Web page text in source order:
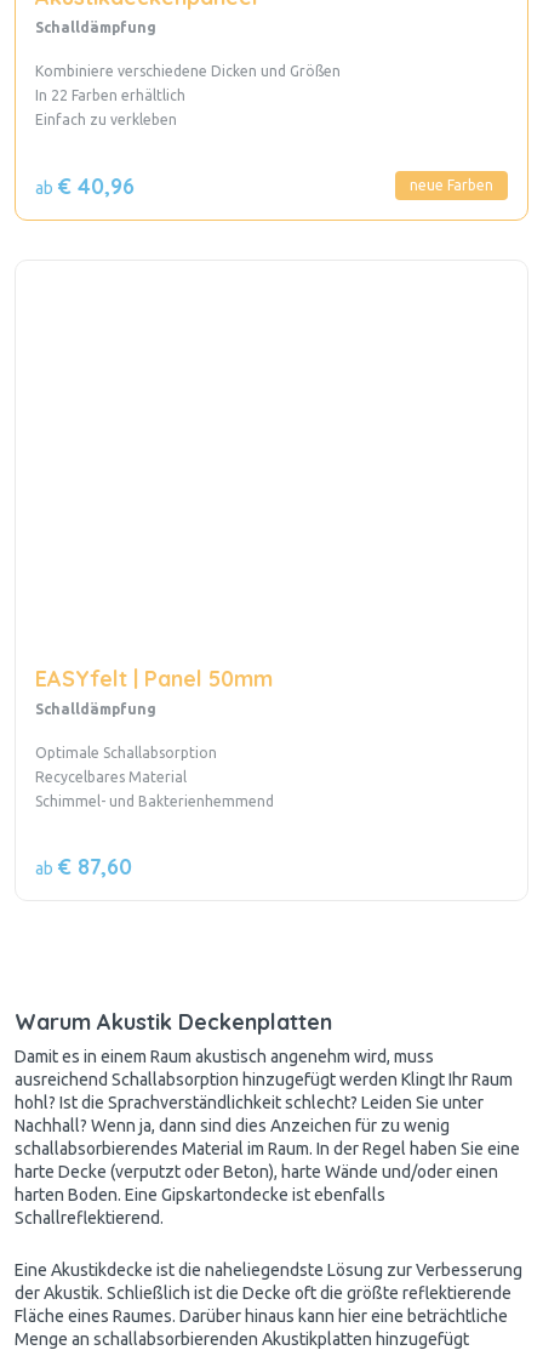
Schalldämpfung
Kombiniere verschiedene Dicken und Größen
In 22 Farben erhältlich
Einfach zu verkleben
neue Farben
ab € 40,96
EASYfelt | Panel 50mm
Schalldämpfung
Optimale Schallabsorption
Recycelbares Material
Schimmel- und Bakterienhemmend
ab € 87,60
Warum Akustik Deckenplatten
Damit es in einem Raum akustisch angenehm wird, muss
ausreichend Schallabsorption hinzugefügt werden Klingt Ihr Raum
hohl? Ist die Sprachverständlichkeit schlecht? Leiden Sie unter
Nachhall? Wenn ja, dann sind dies Anzeichen für zu wenig
schallabsorbierendes Material im Raum. In der Regel haben Sie eine
harte Decke (verputzt oder Beton), harte Wände und/oder einen
harten Boden. Eine Gipskartondecke ist ebenfalls
Schallreflektierend.
Eine Akustikdecke ist die naheliegendste Lösung zur Verbesserung
derAkustik. Schließlich ist die Decke oft die größte reflektierende
Fläche eines Raumes. Darüber hinaus kann hier eine beträchtliche
Menge an schallabsorbierenden Akustikplatten hinzugefügt